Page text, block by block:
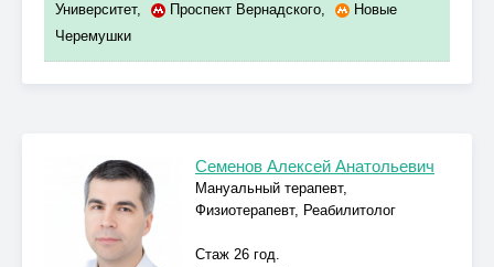
Университет, Проспект Вернадского,
Новые
Черемушки
Семенов Алексей Анатольевич
Мануальный терапевт,
Физиотерапевт, Реабилитолог
Стаж 26 год.